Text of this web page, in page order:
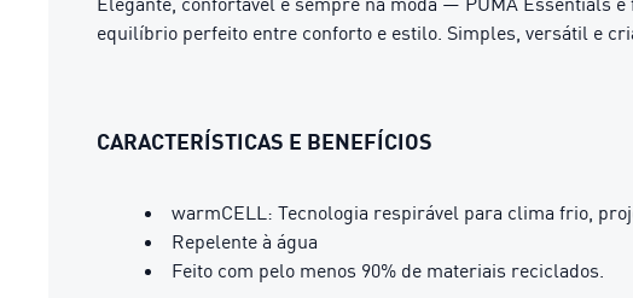
equilíbrio perfeito entre conforto e estilo. Simples, versátil e
CARACTERÍSTICAS E BENEFÍCIOS
warmCELL: Tecnologia respirável para clima frio,
Repelente à água
Feito com pelo menos 90% de materiais reciclados.